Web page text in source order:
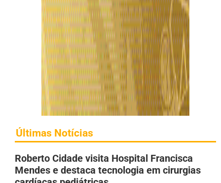
Últimas Notícias
Roberto Cidade visita Hospital Francisca
Mendes e destaca tecnologia em cirurgias